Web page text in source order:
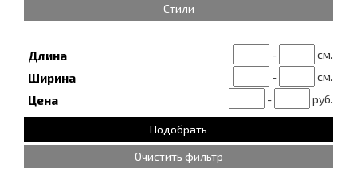
Стили
Длина - см.
Ширина - см.
Цена - руб.
Очистить фильтр